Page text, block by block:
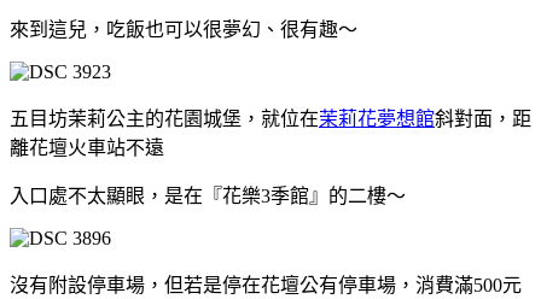
來到這兒，吃飯也可以很夢幻、很有趣～
五目坊茉莉公主的花園城堡，就位在茉莉花夢想館斜對面，距
離花壇火車站不遠
入口處不太顯眼，是在『花樂3季館』的二樓～
沒有附設停車場，但若是停在花壇公有停車場，消費滿500元